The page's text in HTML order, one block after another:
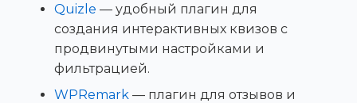
Quizle — удобный плагин для
создания интерактивных квизов с
продвинутыми настройками и
фильтрацией.
WPRemark — плагин для отзывов и